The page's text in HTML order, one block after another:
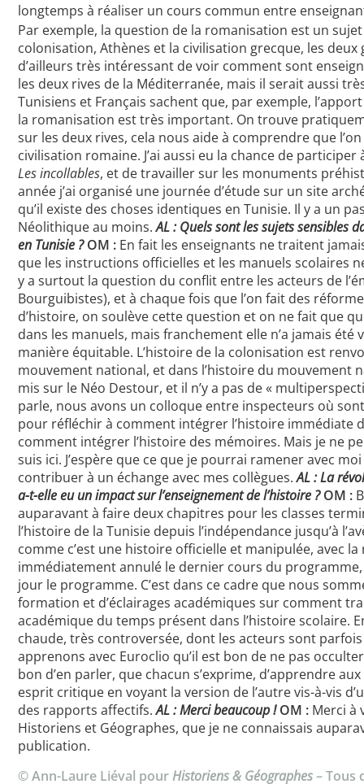
longtemps à réaliser un cours commun entre
Par exemple, la question de la romanisation est un
colonisation, Athènes et la civilisation grecque, les
d’ailleurs très intéressant de voir comment sont
les deux rives de la Méditerranée, mais il serait aussi
Tunisiens et Français sachent que, par exemple,
la romanisation est très important. On trouve
sur les deux rives, cela nous aide à comprendre que
civilisation romaine. J’ai aussi eu la chance de
Les incollables, et de travailler sur les monuments
année j’ai organisé une journée d’étude sur un site
qu’il existe des choses identiques en Tunisie. Il y a un
Néolithique au moins.AL : Quels sont les sujets sensibles
en Tunisie ? OM : En fait les enseignants ne traitent
que les instructions officielles et les manuels scolaires
y a surtout la question du conflit entre les acteurs de
Bourguibistes), et à chaque fois que l’on fait des
d’histoire, on soulève cette question et on ne fait que
dans les manuels, mais franchement elle n’a jamais été
manière équitable. L’histoire de la colonisation est
mouvement national, et dans l’histoire du mouvement
mis sur le Néo Destour, et il n’y a pas de «
parle, nous avons un colloque entre inspecteurs où
pour réfléchir à comment intégrer l’histoire immédiate
comment intégrer l’histoire des mémoires. Mais je ne
suis ici. J’espère que ce que je pourrai ramener avec
contribuer à un échange avec mes collègues.AL : La
a-t-elle eu un impact sur l’enseignement de l’histoire ? OM :
auparavant à faire deux chapitres pour les classes
l’histoire de la Tunisie depuis l’indépendance jusqu’à
comme c’est une histoire officielle et manipulée, avec
immédiatement annulé le dernier cours du
jour le programme. C’est dans ce cadre que nous
formation et d’éclairages académiques sur comment
académique du temps présent dans l’histoire scolaire.
chaude, très controversée, dont les acteurs sont
apprenons avec Euroclio qu’il est bon de ne pas
bon d’en parler, que chacun s’exprime, d’apprendre
esprit critique en voyant la version de l’autre vis-à-vis
des rapports affectifs.AL : Merci beaucoup ! OM : Merci à
Historiens et Géographes, que je ne connaissais
publication.
© Ann-Laure Liéval pourHistoriens & Géographes– Tous